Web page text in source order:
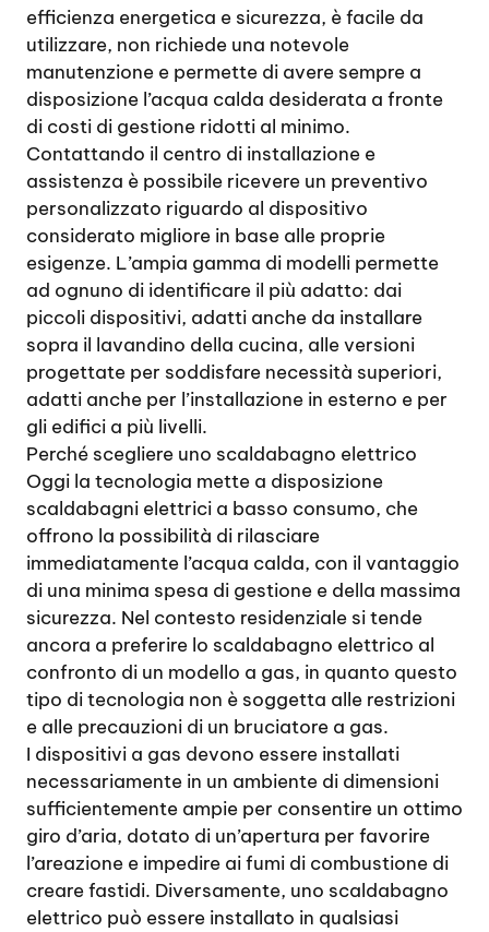
efficienza energetica e sicurezza, è facile da
utilizzare, non richiede una notevole
manutenzione e permette di avere sempre a
disposizione l’acqua calda desiderata a fronte
di costi di gestione ridotti al minimo.
Contattando il centro di installazione e
assistenza è possibile ricevere un preventivo
personalizzato riguardo al dispositivo
considerato migliore in base alle proprie
esigenze. L’ampia gamma di modelli permette
ad ognuno di identificare il più adatto: dai
piccoli dispositivi, adatti anche da installare
sopra il lavandino della cucina, alle versioni
progettate per soddisfare necessità superiori,
adatti anche per l’installazione in esterno e per
gli edifici a più livelli.
Perché scegliere uno scaldabagno elettrico
Oggi la tecnologia mette a disposizione
scaldabagni elettrici a basso consumo, che
offrono la possibilità di rilasciare
immediatamente l’acqua calda, con il vantaggio
di una minima spesa di gestione e della massima
sicurezza. Nel contesto residenziale si tende
ancora a preferire lo scaldabagno elettrico al
confronto di un modello a gas, in quanto questo
tipo di tecnologia non è soggetta alle restrizioni
e alle precauzioni di un bruciatore a gas.
I dispositivi a gas devono essere installati
necessariamente in un ambiente di dimensioni
sufficientemente ampie per consentire un ottimo
giro d’aria, dotato di un’apertura per favorire
l’areazione e impedire ai fumi di combustione di
creare fastidi. Diversamente, uno scaldabagno
elettrico può essere installato in qualsiasi